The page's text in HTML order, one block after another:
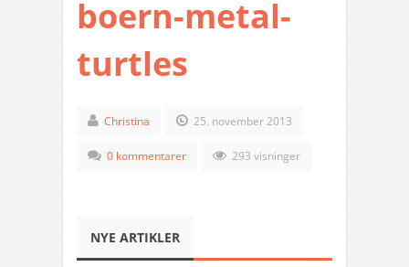
boern-metal-
turtles
Christina 25. november 2013
0 kommentarer 293 visninger
NYE ARTIKLER